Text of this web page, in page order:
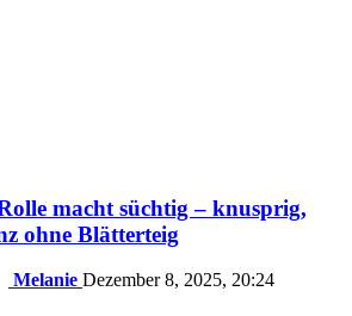
macht süchtig – knusprig,
ohne Blätterteig
Melanie Dezember 8, 2025, 20:24